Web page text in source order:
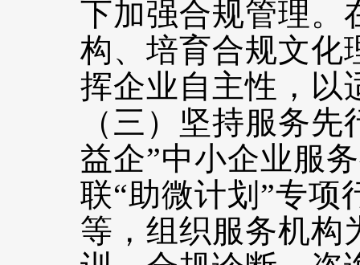
下加强合规管理。
构、培育合规文化
挥企业自主性，以
（三）坚持服务
益企”中小企业服
联“助微计划”专项
等，组织服务机构